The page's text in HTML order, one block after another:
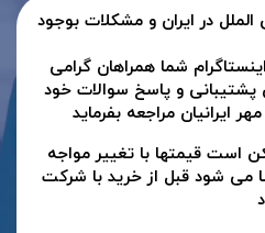
الملل در ایران و مشکلات بوجود
شما همراهان گرامی
و پاسخ سوالات خود
ایرانیان مراجعه بفرماید
است قیمتها با تغییر مواجه
می شود قبل از خرید با شرکت